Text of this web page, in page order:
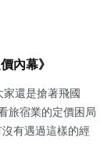
內幕》
還是搶著飛國
旅宿業的定價困局
有遇過這樣的經